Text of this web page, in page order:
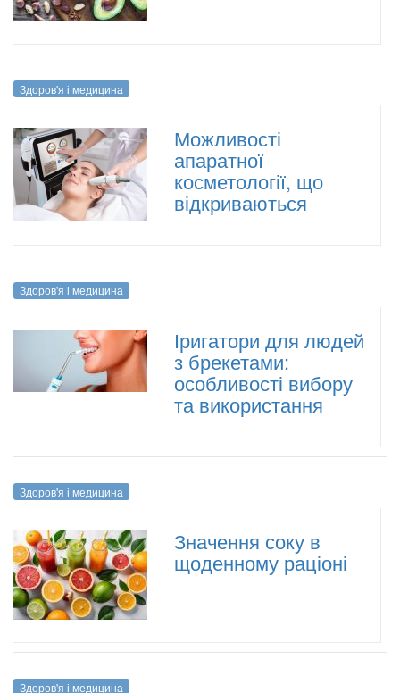
Здоров'я і медицина
Можливості
апаратної
косметології, що
відкриваються
Здоров'я і медицина
Іригатори для людей
з брекетами:
особливості вибору
та використання
Здоров'я і медицина
Значення соку в
щоденному раціоні
Здоров'я і медицина